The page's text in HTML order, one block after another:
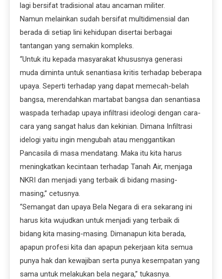
lagi bersifat tradisional atau ancaman militer.
Namun melainkan sudah bersifat multidimensial dan
berada di setiap lini kehidupan disertai berbagai
tantangan yang semakin kompleks.
“Untuk itu kepada masyarakat khususnya generasi
muda diminta untuk senantiasa kritis terhadap beberapa
upaya. Seperti terhadap yang dapat memecah-belah
bangsa, merendahkan martabat bangsa dan senantiasa
waspada terhadap upaya infiltrasi ideologi dengan cara-
cara yang sangat halus dan kekinian. Dimana Infiltrasi
idelogi yaitu ingin mengubah atau menggantikan
Pancasila di masa mendatang. Maka itu kita harus
meningkatkan kecintaan terhadap Tanah Air, menjaga
NKRI dan menjadi yang terbaik di bidang masing-
masing,” cetusnya.
“Semangat dan upaya Bela Negara di era sekarang ini
harus kita wujudkan untuk menjadi yang terbaik di
bidang kita masing-masing. Dimanapun kita berada,
apapun profesi kita dan apapun pekerjaan kita semua
punya hak dan kewajiban serta punya kesempatan yang
sama untuk melakukan bela negara,” tukasnya.